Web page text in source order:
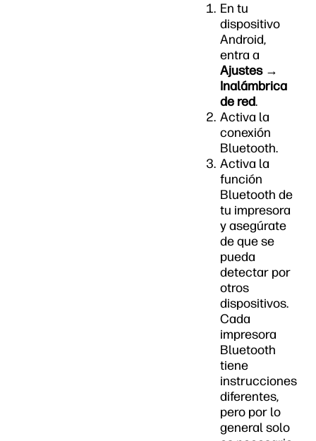
En tu
dispositivo
Android,
entra a
Ajustes→
Inalámbrica
de red.
Activa la
conexión
Bluetooth.
Activa la
función
Bluetooth de
tu impresora
y asegúrate
de que se
pueda
detectar por
otros
dispositivos.
Cada
impresora
Bluetooth
tiene
instrucciones
diferentes,
pero por lo
general solo